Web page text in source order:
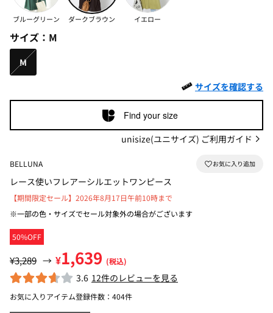
ブルーグリーン ダークブラウン イエロー
サイズ： M
M
サイズを確認する
Find your size
unisize(ユニサイズ) ご利用ガイド
BELLUNA
レース使いフレアーシルエットワンピース
50%OFF
【期間限定セール】2026年8月17日午前10時まで
※一部の色・サイズでセール対象外の場合がございます
¥3,289 → ¥1,639 (税込)
3.6 12件のレビューを見る
お気に入りアイテム登録件数： 404件